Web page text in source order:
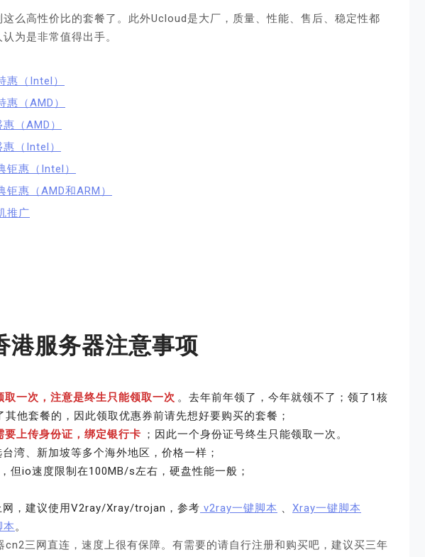
么高性价比的套餐了。此外Ucloud是大厂，质量、性能、售后、稳定性都
为是非常值得出手。
惠（Intel）
（AMD）
（AMD）
（Intel）
钜惠（Intel）
惠（AMD和ARM）
推广
港服务器注意事项
取一次，注意是终生只能领取一次 。去年前年领了，今年就领不了；领了1核
其他套餐的，因此领取优惠券前请先想好要购买的套餐；
要上传身份证，绑定银行卡 ；因此一个身份证号终生只能领取一次。
湾、新加坡等多个海外地区，价格一样；
但io速度限制在100MB/s左右，硬盘性能一般；
网，建议使用V2ray/Xray/trojan，参考 v2ray一键脚本 、 Xray一键脚本
。
cn2三网直连，速度上很有保障。有需要的请自行注册和购买吧，建议买三年